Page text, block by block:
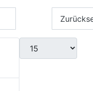
Anzeige #